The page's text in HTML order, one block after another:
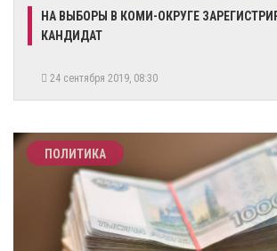
НА ВЫБОРЫ В КОМИ-ОКРУГЕ
КАНДИДАТ
24 сентября 2019, 08:30
ПОЛИТИКА